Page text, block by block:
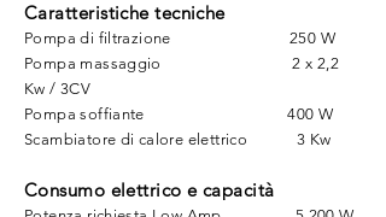
Caratteristiche tecniche
Pompa di filtrazione 250 W
Pompa massaggio 2 x 2,2
Kw / 3CV
Pompa soffiante 400 W
Scambiatore di calore elettrico 3 Kw
Consumo elettrico e capacità